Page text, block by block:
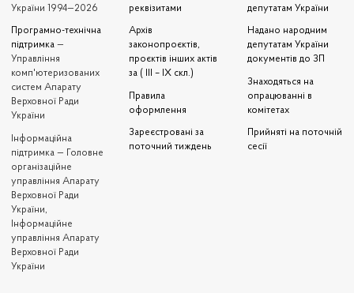
України 1994—2026
Програмно-технічна
підтримка —
Управління
комп'ютеризованих
систем Апарату
Верховної Ради
України
Iнформаційна
підтримка — Головне
організаційне
управління Апарату
Верховної Ради
України,
Інформаційне
управління Апарату
Верховної Ради
України
реквізитами
Архів
законопроєктів,
проєктів інших актів
за ( III – IX скл.)
Правила
оформлення
Зареєстровані за
поточний тиждень
депутатам України
Надано народним
депутатам України
документів до ЗП
Знаходяться на
опрацюванні в
комітетах
Прийняті на поточній
сесії